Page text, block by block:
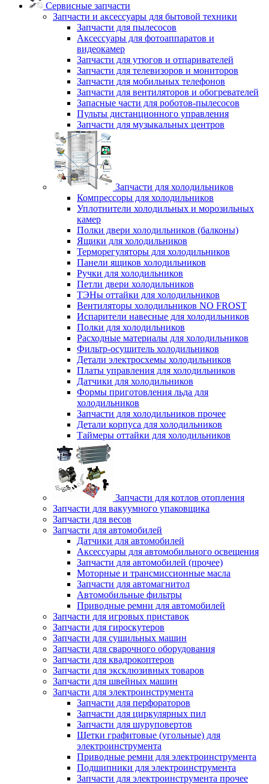
Сервисные запчасти
Запчасти и аксессуары для бытовой техники
Запчасти для пылесосов
Аксессуары для фотоаппаратов и
видеокамер
Запчасти для утюгов и отпаривателей
Запчасти для телевизоров и мониторов
Запчасти для мобильных телефонов
Запчасти для вентиляторов и обогревателей
Запасные части для роботов-пылесосов
Пульты дистанционного управления
Запчасти для музыкальных центров
Запчасти для холодильников
Компрессоры для холодильников
Уплотнители холодильных и морозильных
камер
Полки двери холодильников (балконы)
Ящики для холодильников
Терморегуляторы для холодильников
Панели ящиков холодильников
Ручки для холодильников
Петли двери холодильников
ТЭНы оттайки для холодильников
Вентиляторы холодильников NO FROST
Испарители навесные для холодильников
Полки для холодильников
Расходные материалы для холодильников
Фильтр-осушитель холодильников
Детали электросхемы холодильников
Платы управления для холодильников
Датчики для холодильников
Формы приготовления льда для
холодильников
Запчасти для холодильников прочее
Детали корпуса для холодильников
Таймеры оттайки для холодильников
Запчасти для котлов отопления
Запчасти для вакуумного упаковщика
Запчасти для весов
Запчасти для автомобилей
Датчики для автомобилей
Аксессуары для автомобильного освещения
Запчасти для автомобилей (прочее)
Моторные и трансмиссионные масла
Запчасти для автомагнитол
Автомобильные фильтры
Приводные ремни для автомобилей
Запчасти для игровых приставок
Запчасти для гироскутеров
Запчасти для сушильных машин
Запчасти для сварочного оборудования
Запчасти для квадрокоптеров
Запчасти для эксклюзивных товаров
Запчасти для швейных машин
Запчасти для электроинструмента
Запчасти для перфораторов
Запчасти для циркулярных пил
Запчасти для шуруповертов
Щетки графитовые (угольные) для
электроинструмента
Приводные ремни для электроинструмента
Подшипники для электроинструмента
Запчасти для электроинструмента прочее